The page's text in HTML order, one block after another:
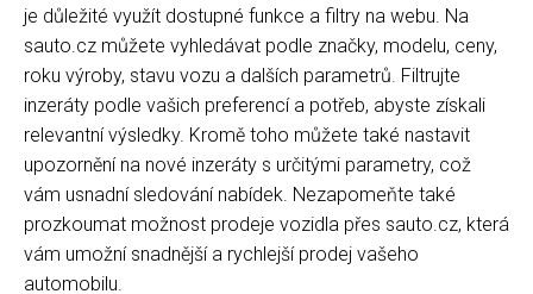
je důležité využít dostupné funkce a filtry na webu. Na
sauto.cz můžete vyhledávat podle značky, modelu, ceny,
roku výroby, stavu vozu a dalších parametrů. Filtrujte
inzeráty podle vašich preferencí a potřeb, abyste získali
relevantní výsledky. Kromě toho můžete také nastavit
upozornění na nové inzeráty s určitými parametry, což
vám usnadní sledování nabídek. Nezapomeňte také
prozkoumat možnost prodeje vozidla přes sauto.cz, která
vám umožní snadnější a rychlejší prodej vašeho
automobilu.